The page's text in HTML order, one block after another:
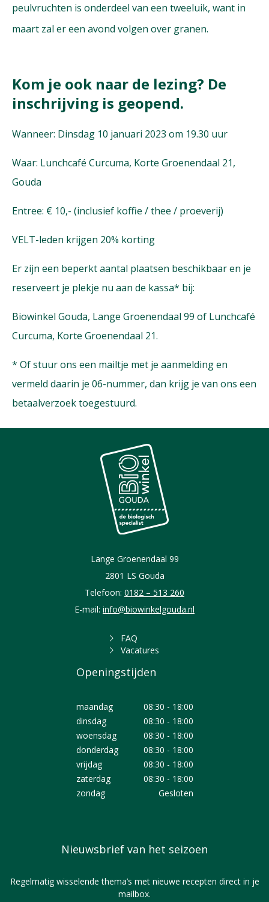
peulvruchten is onderdeel van een tweeluik, want in
maart zal er een avond volgen over granen.
Kom je ook naar de lezing? De
inschrijving is geopend.
Wanneer: Dinsdag 10 januari 2023 om 19.30 uur
Waar: Lunchcafé Curcuma, Korte Groenendaal 21,
Gouda
Entree: € 10,- (inclusief koffie / thee / proeverij)
VELT-leden krijgen 20% korting
Er zijn een beperkt aantal plaatsen beschikbaar en je
reserveert je plekje nu aan de kassa* bij:
Biowinkel Gouda, Lange Groenendaal 99 of Lunchcafé
Curcuma, Korte Groenendaal 21.
* Of stuur ons een mailtje met je aanmelding en
vermeld daarin je 06-nummer, dan krijg je van ons een
betaalverzoek toegestuurd.
Lange Groenendaal 99
2801 LS Gouda
Telefoon: 0182 – 513 260
E-mail: info@biowinkelgouda.nl
FAQ
Vacatures
Openingstijden
maandag
08:30 - 18:00
dinsdag
08:30 - 18:00
woensdag
08:30 - 18:00
donderdag
08:30 - 18:00
vrijdag
08:30 - 18:00
zaterdag
08:30 - 18:00
zondag
Gesloten
Nieuwsbrief van het seizoen
Regelmatig wisselende thema’s met nieuwe recepten direct in je
mailbox.